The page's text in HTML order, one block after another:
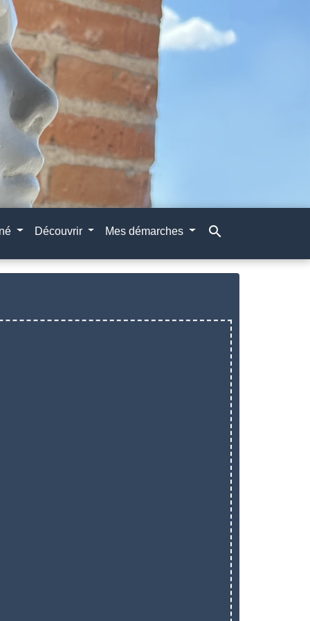
Découvrir Mes démarches search